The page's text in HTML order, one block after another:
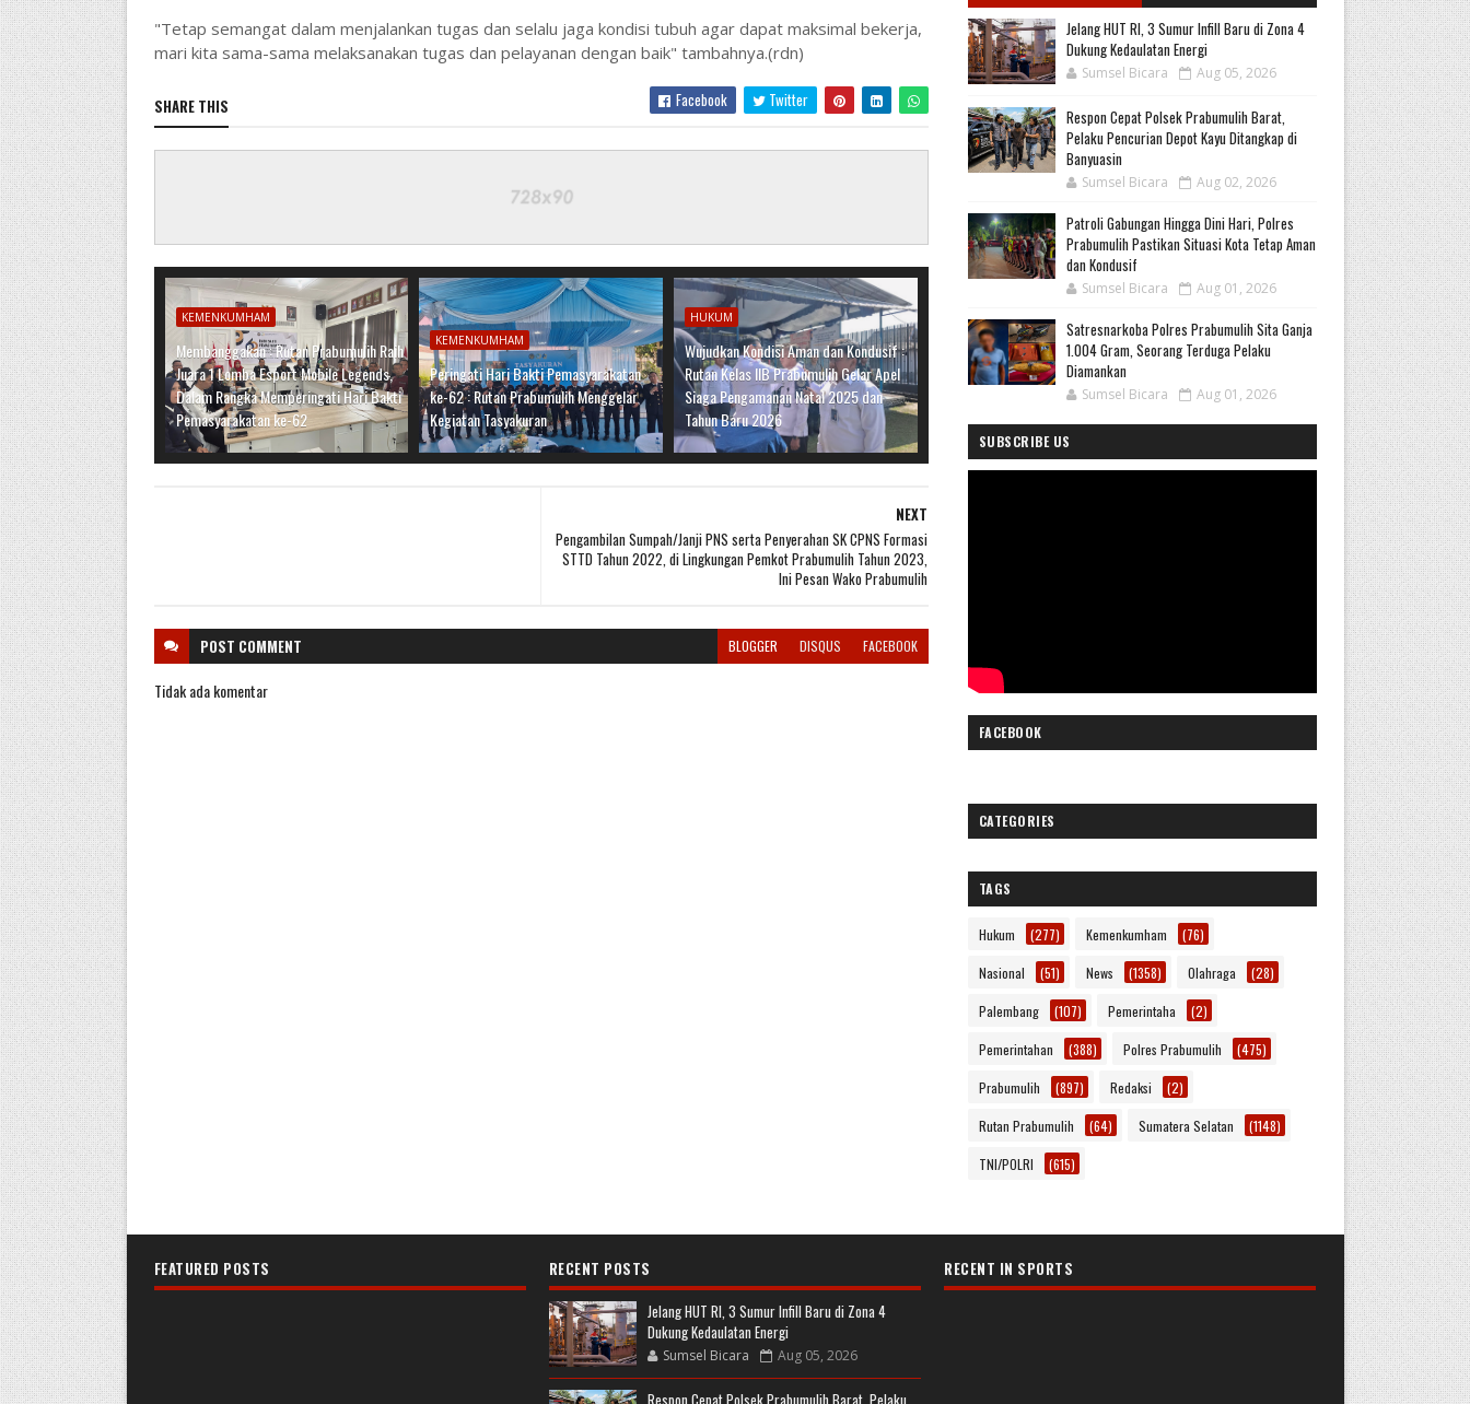
"Tetap semangat dalam menjalankan tugas dan selalu jaga kondisi tubuh agar dapat maksimal bekerja,
mari kita sama-sama melaksanakan tugas dan pelayanan dengan baik" tambahnya.(rdn)
SHARE THIS Facebook Twitter
KEMENKUMHAM
Membanggakan : Rutan Prabumulih Raih
Juara 1 Lomba Esport Mobile Legends,
Dalam Rangka Memperingati Hari Bakti
Pemasyarakatan ke-62
KEMENKUMHAM
Peringati Hari Bakti Pemasyarakatan
ke-62 : Rutan Prabumulih Menggelar
Kegiatan Tasyakuran
HUKUM
Wujudkan Kondisi Aman dan Kondusif :
Rutan Kelas IIB Prabumulih Gelar Apel
Siaga Pengamanan Natal 2025 dan
Tahun Baru 2026
NEXT
Pengambilan Sumpah/Janji PNS serta Penyerahan SK CPNS Formasi
STTD Tahun 2022, di Lingkungan Pemkot Prabumulih Tahun 2023,
Ini Pesan Wako Prabumulih
POST COMMENT BLOGGER DISQUS FACEBOOK
Tidak ada komentar
Jelang HUT RI, 3 Sumur Infill Baru di Zona 4
Dukung Kedaulatan Energi
Sumsel Bicara Aug 05, 2026
Respon Cepat Polsek Prabumulih Barat,
Pelaku Pencurian Depot Kayu Ditangkap di
Banyuasin
Sumsel Bicara Aug 02, 2026
Patroli Gabungan Hingga Dini Hari, Polres
Prabumulih Pastikan Situasi Kota Tetap Aman
dan Kondusif
Sumsel Bicara Aug 01, 2026
Satresnarkoba Polres Prabumulih Sita Ganja
1.004 Gram, Seorang Terduga Pelaku
Diamankan
Sumsel Bicara Aug 01, 2026
SUBSCRIBE US
FACEBOOK
CATEGORIES
TAGS
Hukum (277) Kemenkumham (76)
Nasional (51) News (1358) Olahraga (28)
Palembang (107) Pemerintaha (2)
Pemerintahan (388) Polres Prabumulih (475)
Prabumulih (897) Redaksi (2)
Rutan Prabumulih (64) Sumatera Selatan (1148)
TNI/POLRI (615)
FEATURED POSTS
RECENT POSTS
Jelang HUT RI, 3 Sumur Infill Baru di Zona 4
Dukung Kedaulatan Energi
Sumsel Bicara Aug 05, 2026
RECENT IN SPORTS